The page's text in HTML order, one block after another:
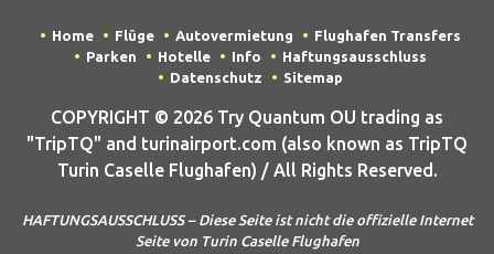
Home Flüge Autovermietung
Flughafen Transfers
Parken
Hotelle Info
Haftungsausschluss
Datenschutz
Sitemap
COPYRIGHT © 2026 Try Quantum OU trading as
"TripTQ" and turinairport.com (also known as TripTQ
Turin Caselle Flughafen) / All Rights Reserved.
HAFTUNGSAUSSCHLUSS – Diese Seite ist nicht die offizielle Internet
Seite von Turin Caselle Flughafen